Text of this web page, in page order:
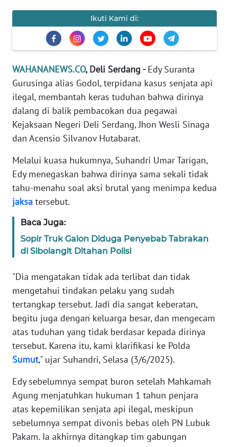
Ikuti Kami di:
WAHANANEWS.CO, Deli Serdang -Edy Suranta
Gurusinga alias Godol, terpidana kasus senjata api
ilegal, membantah keras tuduhan bahwa dirinya
dalang di balik pembacokan dua pegawai
Kejaksaan Negeri Deli Serdang, Jhon Wesli Sinaga
dan Acensio Silvanov Hutabarat.
Melalui kuasa hukumnya, Suhandri Umar Tarigan,
Edy menegaskan bahwa dirinya sama sekali tidak
tahu-menahu soal aksi brutal yang menimpa kedua
jaksa tersebut.
Baca Juga:
Sopir Truk Galon Diduga Penyebab Tabrakan
di Sibolangit Ditahan Polisi
"Dia mengatakan tidak ada terlibat dan tidak
mengetahui tindakan pelaku yang sudah
tertangkap tersebut. Jadi dia sangat keberatan,
begitu juga dengan keluarga besar, dan mengecam
atas tuduhan yang tidak berdasar kepada dirinya
tersebut. Karena itu, kami klarifikasi ke Polda
Sumut," ujar Suhandri, Selasa (3/6/2025).
Edy sebelumnya sempat buron setelah Mahkamah
Agung menjatuhkan hukuman 1 tahun penjara
atas kepemilikan senjata api ilegal, meskipun
sebelumnya sempat divonis bebas oleh PN Lubuk
Pakam. Ia akhirnya ditangkap tim gabungan
EDITORIAL
Informasi
INDEKS
BERITA
KONTAK
KAMI
INFO
IKLAN
KAMI
PEDOMAN
REDAKSI
KARIR
DISCLAIMER
Wahana
News
Regional
WN
SUMUT